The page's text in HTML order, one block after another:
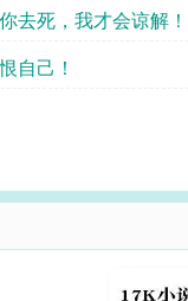
去死，我才会谅解！
自己！